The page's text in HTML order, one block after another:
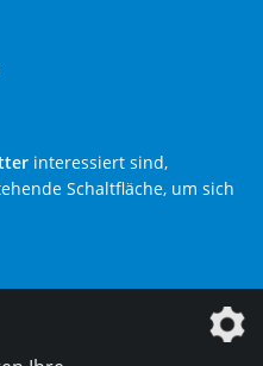
interessiert sind,
Schaltfläche, um sich
ein Unternehmen der